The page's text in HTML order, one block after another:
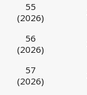
55
(2026)
56
(2026)
57
(2026)